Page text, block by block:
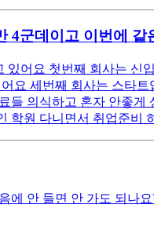
4군데이고 이번에
있어요 첫번째 회사는 신
요 세번째 회사는 스타
들 의식하고 혼자 안좋
학원 다니면서 취업준비
에 안 들면 안 가도 되나요